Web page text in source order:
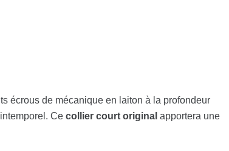
écrous de mécanique en laiton à la profondeur
Ce collier court original apportera une